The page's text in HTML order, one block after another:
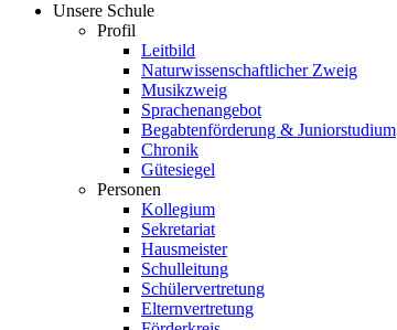
Unsere Schule
Profil
Leitbild
Naturwissenschaftlicher Zweig
Musikzweig
Sprachenangebot
Begabtenförderung & Juniorstudium
Chronik
Gütesiegel
Personen
Kollegium
Sekretariat
Hausmeister
Schulleitung
Schülervertretung
Elternvertretung